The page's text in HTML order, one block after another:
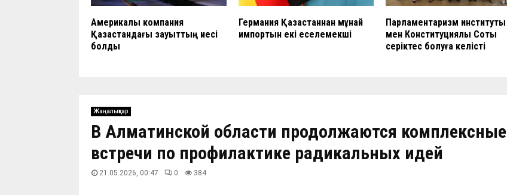
Америкалық компания
Қазақстандағы зауыттың иесі
болды
Германия Қазақстаннан мұнай
импортын екі еселемекші
Парламентаризм институты
мен Конституциялық Соты
серіктес болуға келісті
Жаңалықтар
В Алматинской области продолжаются комплексные
встречи по профилактике радикальных идей
21.05.2026, 00:47 0 385